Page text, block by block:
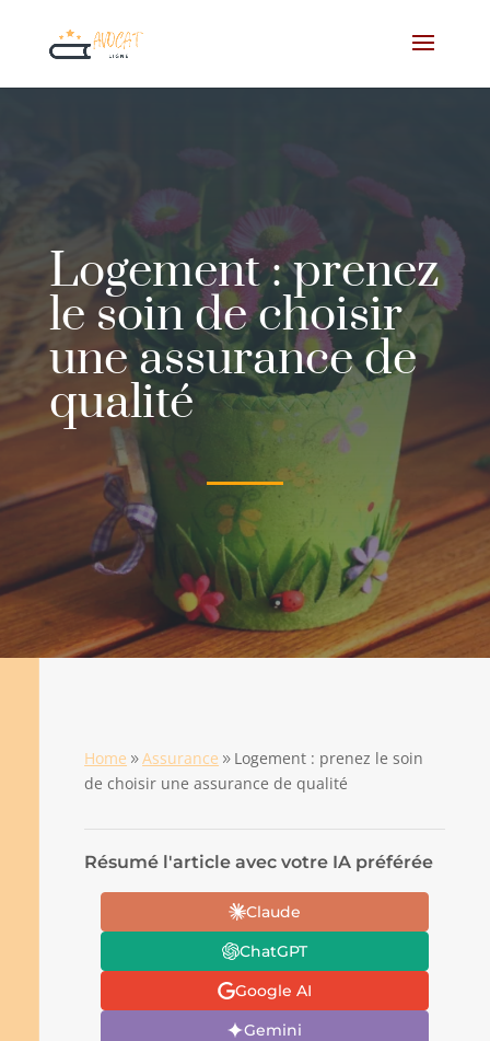
Logement : prenez
le soin de choisir
une assurance de
qualité
Home 9Assurance 9 Logement : prenez le soin
de choisir une assurance de qualité
Résumé l'article avec votre IA préférée
Claude
ChatGPT
Google AI
Gemini